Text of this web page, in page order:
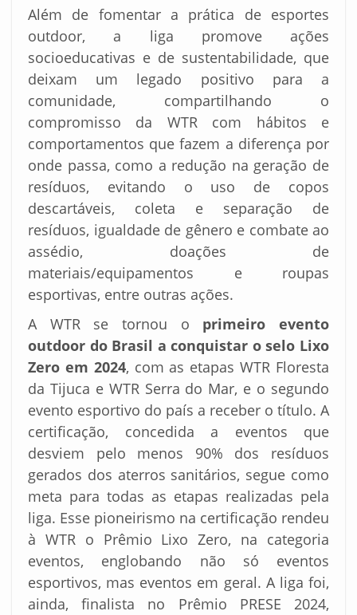
Além de fomentar a prática de esportes
outdoor, a liga promove ações
socioeducativas e de sustentabilidade, que
deixam um legado positivo para a
comunidade, compartilhando o
compromisso da WTR com hábitos e
comportamentos que fazem a diferença por
onde passa, como a redução na geração de
resíduos, evitando o uso de copos
descartáveis, coleta e separação de
resíduos, igualdade de gênero e combate ao
assédio, doações de
materiais/equipamentos e roupas
esportivas, entre outras ações.
A WTR se tornou o primeiro evento
outdoor do Brasil a conquistar o selo Lixo
Zero em 2024, com as etapas WTR Floresta
da Tijuca e WTR Serra do Mar, e o segundo
evento esportivo do país a receber o título. A
certificação, concedida a eventos que
desviem pelo menos 90% dos resíduos
gerados dos aterros sanitários, segue como
meta para todas as etapas realizadas pela
liga. Esse pioneirismo na certificação rendeu
à WTR o Prêmio Lixo Zero, na categoria
eventos, englobando não só eventos
esportivos, mas eventos em geral. A liga foi,
ainda, finalista no Prêmio PRESE 2024,